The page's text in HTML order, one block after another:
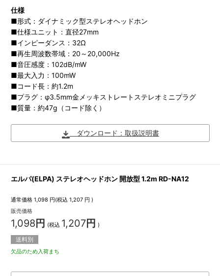
仕様
■形式：ダイナミック型ステレオヘッドホン
■仕様ユニット：直径27mm
■インピーダンス：32Ω
■再生周波数帯域：20～20,000Hz
■音圧感度：102dB/mW
■最大入力：100mW
■コード長：約1.2m
■プラグ：φ3.5mm金メッキストレートステレオミニプラグ
■質量：約47g（コード除く）
ダウンロード：取扱説明書
エルパ(ELPA) ステレオヘッドホン 開放型 1.2m RD-NA12
通常価格 1,098 円(税込1,207 円 )
販売価格
1,098 円 (税込 1,207円 )
送料別
欠品のため入荷まち